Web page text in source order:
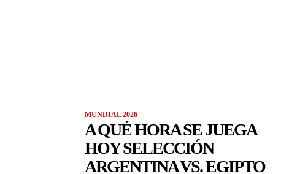
MUNDIAL 2026
A QUÉ HORA SE JUEGA
HOY SELECCIÓN
ARGENTINA VS. EGIPTO